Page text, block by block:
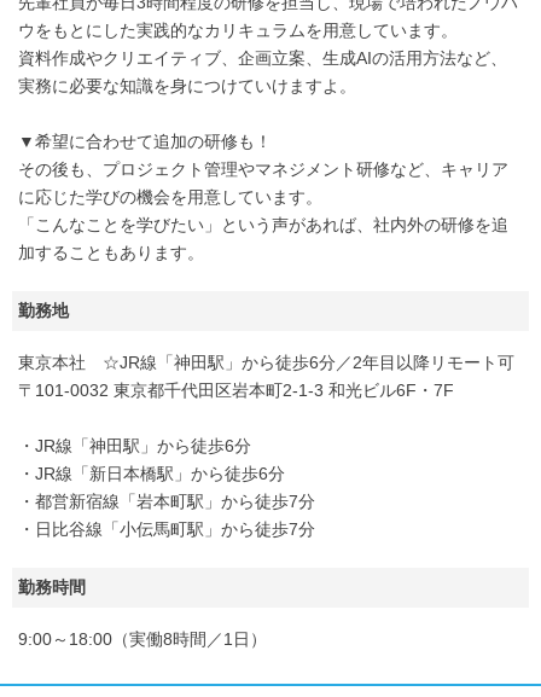
ウをもとにした実践的なカリキュラムを用意しています。
資料作成やクリエイティブ、企画立案、生成AIの活用方法など、
実務に必要な知識を身につけていけますよ。
▼希望に合わせて追加の研修も！
その後も、プロジェクト管理やマネジメント研修など、キャリア
に応じた学びの機会を用意しています。
「こんなことを学びたい」という声があれば、社内外の研修を追
加することもあります。
勤務地
東京本社 ☆JR線「神田駅」から徒歩6分／2年目以降リモート可
〒101-0032 東京都千代田区岩本町2-1-3 和光ビル6F・7F
・JR線「神田駅」から徒歩6分
・JR線「新日本橋駅」から徒歩6分
・都営新宿線「岩本町駅」から徒歩7分
・日比谷線「小伝馬町駅」から徒歩7分
勤務時間
9:00～18:00（実働8時間／1日）